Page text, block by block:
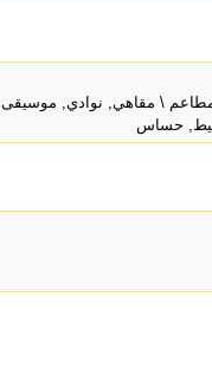
مطاعم \ مقاهي, نوادي, موسيقى
حساس